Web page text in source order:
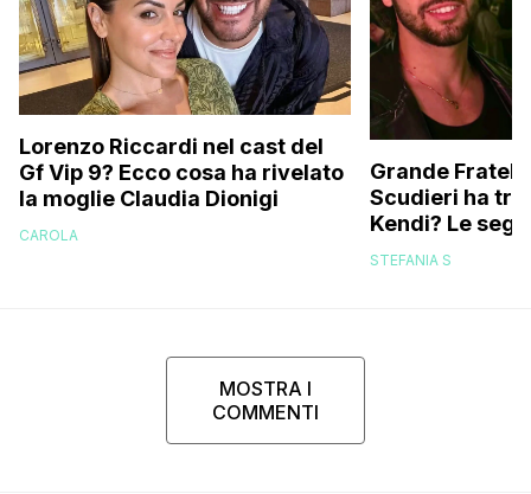
Lorenzo Riccardi nel cast del
Gf Vip 9? Ecco cosa ha rivelato
la moglie Claudia Dionigi
CAROLA
Grande
Scudieri ha
Kendi? Le
replica dell’ex
STEFANIA S
MOSTRA I
COMMENTI